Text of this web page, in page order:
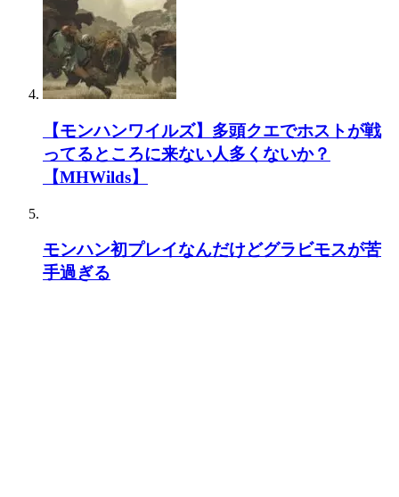
【モンハンワイルズ】多頭クエでホストが戦
ってるところに来ない人多くないか？
【MHWilds】
モンハン初プレイなんだけどグラビモスが苦
手過ぎる